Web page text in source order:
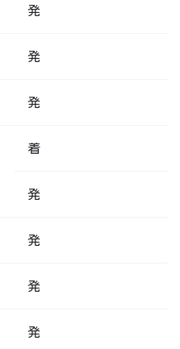
発
発
発
着
発
発
発
発